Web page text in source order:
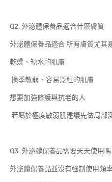
Q2. 外泌體保養品適合什麼膚質
外泌體保養品適合 所有膚質尤其
乾燥、缺水的肌膚
換季敏弱、容易泛紅的肌膚
想要加強修護與抗老的人
若屬於極度敏弱肌建議先做局部
Q3. 外泌體保養品需要天天使用嗎
外泌體保養品並沒有強制使用頻